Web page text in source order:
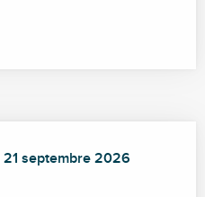
21 septembre 2026
21 septembre 2026